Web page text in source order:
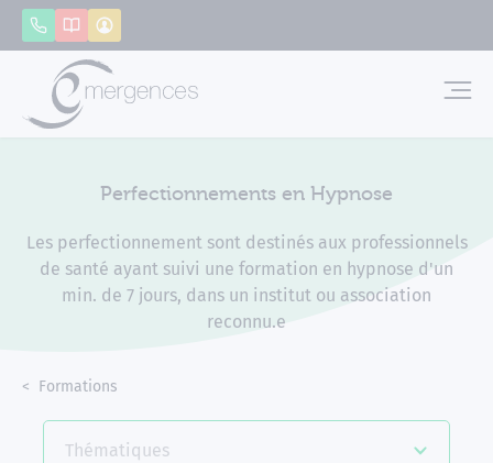
AppelerCatalogue
Perfectionnements en Hypnose
Les perfectionnement sont destinés aux professionnels
de santé ayant suivi une formation en hypnose d'un
min. de 7 jours, dans un institut ou association
reconnu.e
Accueil
Formations
Thématiques
Panneau de gestion des cookies